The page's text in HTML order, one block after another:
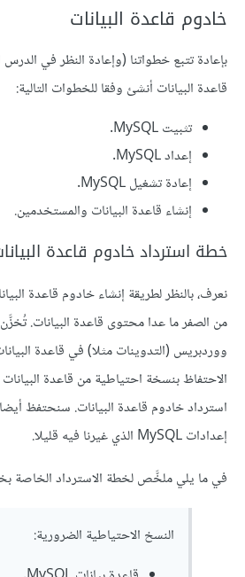
خادوم قاعدة البيانات
بإعادة تتبع خطواتنا (وإعادة النظر في
قاعدة البيانات أنشئ وفقا للخطوات التالية:
تثبيت MySQL.
إعداد MySQL.
إعادة تشغيل MySQL.
إنشاء قاعدة البيانات والمستخدمين.
خطة استرداد خادوم قاعدة
نعرف، بالنظر لطريقة إنشاء خادوم قاعدة
من الصفر ما عدا محتوى قاعدة البيانات.
ووردبريس (التدوينات مثلا) في قاعدة
الاحتفاظ بنسخة احتياطية من قاعدة البيانات
استرداد خادوم قاعدة البيانات. سنحتفظ
إعدادات MySQL الذي غيرنا فيه قليلا.
في ما يلي ملخَّص لخطة الاسترداد الخاصة
النسخ الاحتياطية الضرورية: